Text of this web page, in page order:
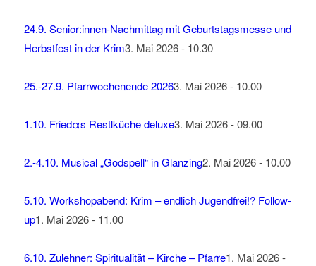
24.9. Senior:innen-Nachmittag mit Geburtstagsmesse und
Herbstfest in der Krim3. Mai 2026 - 10.30
25.-27.9. Pfarrwochenende 20263. Mai 2026 - 10.00
1.10. Friedαs Restlküche deluxe3. Mai 2026 - 09.00
2.-4.10. Musical „Godspell“ in Glanzing2. Mai 2026 - 10.00
5.10. Workshopabend: Krim – endlich Jugendfrei!? Follow-
up1. Mai 2026 - 11.00
6.10. Zulehner: Spiritualität – Kirche – Pfarre1. Mai 2026 -